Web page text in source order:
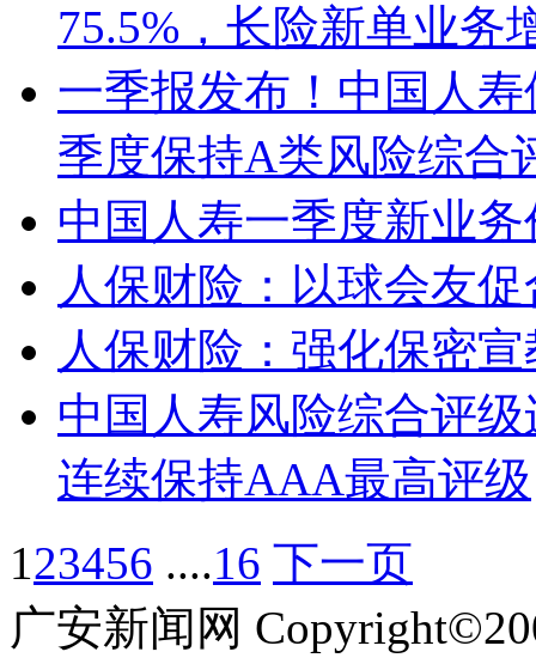
75.5%，长险新单业务
一季报发布！中国人
季度保持A类风险综合
中国人寿一季度新业
人保财险：以球会友
人保财险：强化保密
中国人寿风险综合评
连续保持AAA最高评级
123456 ....16 下一页
广安新闻网